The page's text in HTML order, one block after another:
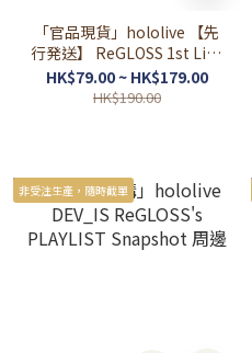
「官品現貨」hololive 【先
行発送】 ReGLOSS 1st Live
“Flashpoint” 演唱會周邊
(音乃瀬奏/儒烏風亭らでん/
HK$79.00 ~ HK$179.00
HK$190.00
非受注生產，隨時截單